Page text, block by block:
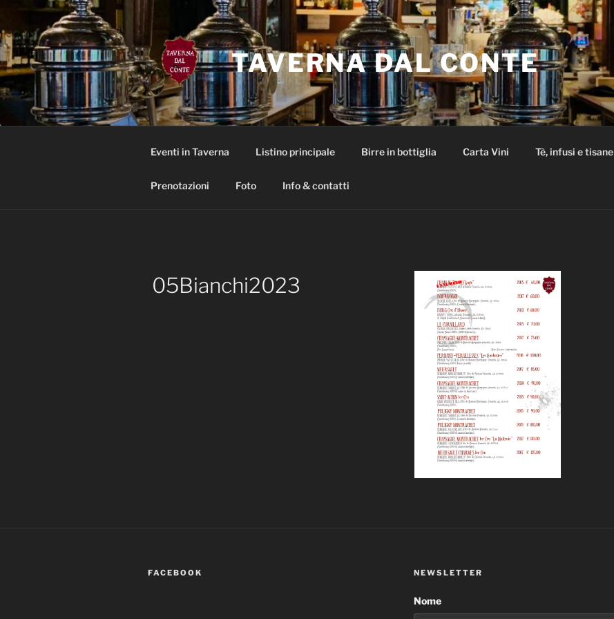
contenuto
TAVERNA DAL CONTE
Eventi in Taverna Listino principale Birre in bottiglia Carta Vini Tè, infusi e tisane
Prenotazioni Foto Info & contatti
05Bianchi2023
FACEBOOK NEWSLETTER
Nome